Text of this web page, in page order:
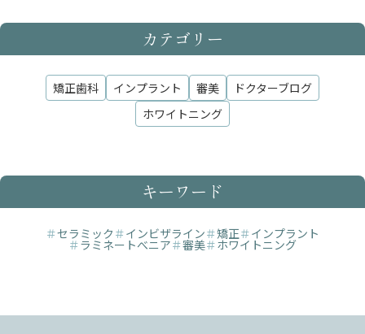
カテゴリー
矯正歯科 インプラント 審美
ドクターブログ
ホワイトニング
キーワード
＃セラミック ＃インビザライン＃矯正＃インプラント
＃ラミネートべニア＃審美＃ホワイトニング